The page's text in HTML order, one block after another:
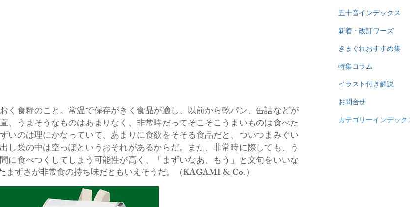
く食糧のこと。常温で保存がきく食品が適し、以前から乾パン、缶詰などが
、うまそうなものはあまりなく、非常時だってそこそこうまいものは食べた
いのは理にかなっていて、あまりに食欲をそそる食品だと、ついつまみぐい
し袋の中は空っぽというおそれがあるからだ。また、非常時に際しても、う
に食べつくしてしまう可能性が高く、「まずいなあ、もう」と文句をいいな
まずさが非常食の持ち味だともいえそうだ。（KAGAMI & Co.）
五十音インデックス
新着・改訂ワーズ
きまぐれおすすめ集
特集コラム
イラスト付き解説
お問合せ
カテゴリーインデック